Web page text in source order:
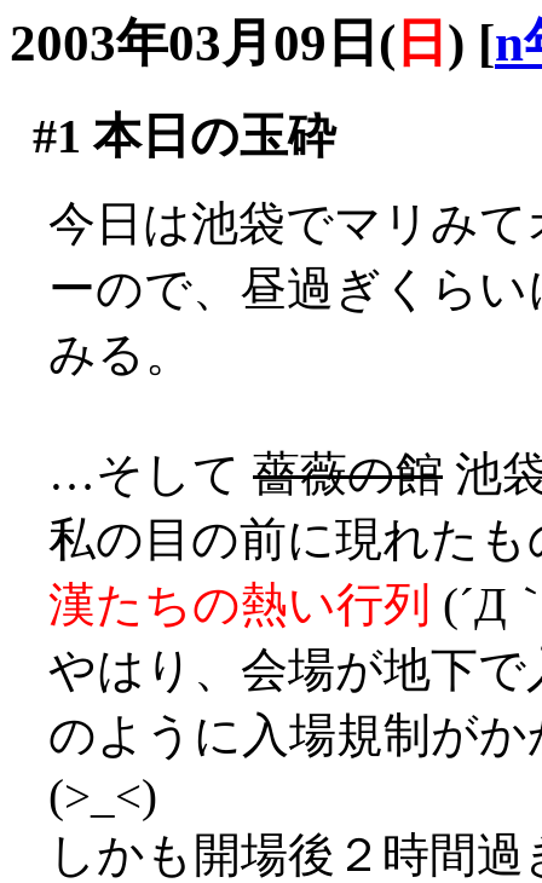
2003年03月09日( 日 ) [n
#1 本日の玉砕
今日は池袋でマリみ
ーので、昼過ぎくら
みる。
…そして 薔薇の館 池
私の目の前に現れた
漢たちの熱い行列 (´Д
やはり、会場が地下
のように入場規制が
(>_<)
しかも開場後２時間